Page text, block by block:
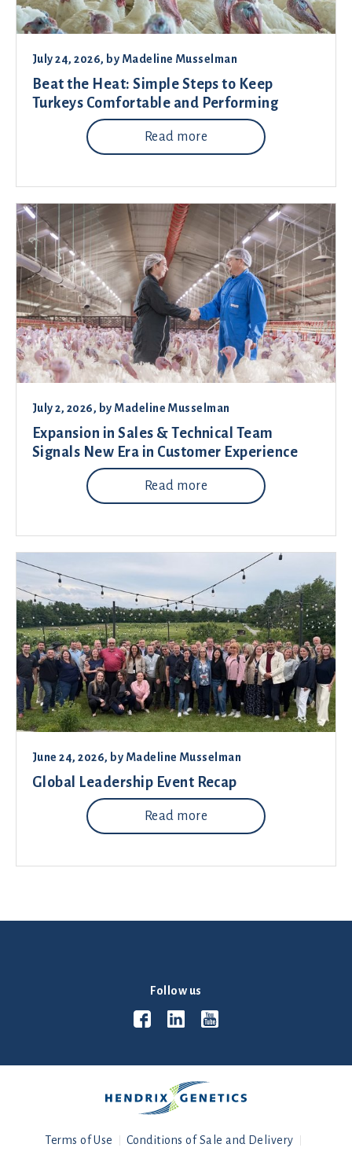
July 24, 2026, by Madeline Musselman
Beat the Heat: Simple Steps to Keep
Turkeys Comfortable and Performing
Read more
July 2, 2026, by Madeline Musselman
Expansion in Sales & Technical Team
Signals New Era in Customer Experience
Read more
June 24, 2026, by Madeline Musselman
Global Leadership Event Recap
Read more
Follow us
Terms of Use Conditions of Sale and Delivery